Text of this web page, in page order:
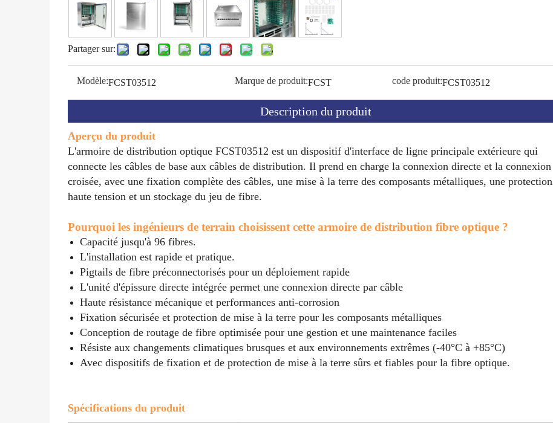
Partager sur:
Modèle:FCST03512 Marque de produit:FCST code produit:FCST03512
Description du produit
Aperçu du produit
L'armoire de distribution optique FCST03512 est un dispositif d'interface de ligne principale extérieure qui
connecte les câbles de base aux câbles de distribution. Il prend en charge la connexion directe et la connexion
croisée, avec une fixation complète des câbles, une mise à la terre des composants métalliques, une protection
haute tension et un stockage du jeu de fibre.
Pourquoi les ingénieurs de terrain choisissent cette armoire de distribution fibre optique ?
Capacité jusqu'à 96 fibres.
L'installation est rapide et pratique.
Pigtails de fibre préconnectorisés pour un déploiement rapide
L'unité d'épissure directe intégrée permet une connexion directe par câble
Haute résistance mécanique et performances anti-corrosion
Fixation sécurisée et protection de mise à la terre pour les composants métalliques
Conception de routage de fibre optimisée pour une gestion et une maintenance faciles
Résiste aux changements climatiques brusques et aux environnements extrêmes (-40°C à +85°C)
Avec dispositifs de fixation et de protection de mise à la terre sûrs et fiables pour la fibre optique.
Spécifications du produit